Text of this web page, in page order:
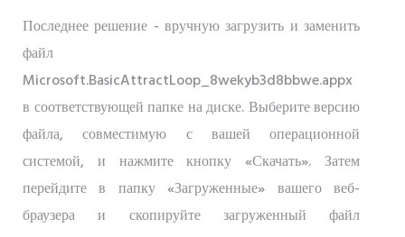
Последнее решение - вручную загрузить и заменить
файл
Microsoft.BasicAttractLoop_8wekyb3d8bbwe.appx
в соответствующей папке на диске. Выберите версию
файла, совместимую с вашей операционной
системой, и нажмите кнопку «Скачать». Затем
перейдите в папку «Загруженные» вашего веб-
браузера и скопируйте загруженный файл